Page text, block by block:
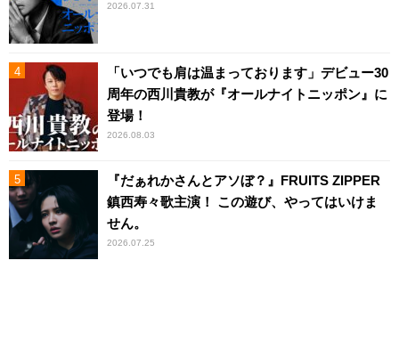
2026.07.31
「いつでも肩は温まっております」デビュー30
周年の西川貴教が『オールナイトニッポン』に
登場！
2026.08.03
『だぁれかさんとアソぼ？』FRUITS ZIPPER
鎮西寿々歌主演！ この遊び、やってはいけま
せん。
2026.07.25